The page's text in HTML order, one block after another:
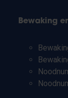
Bewaking